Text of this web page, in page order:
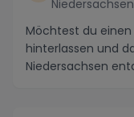
Niedersachsen
Möchtest du
hinterlassen und
Niedersachsen